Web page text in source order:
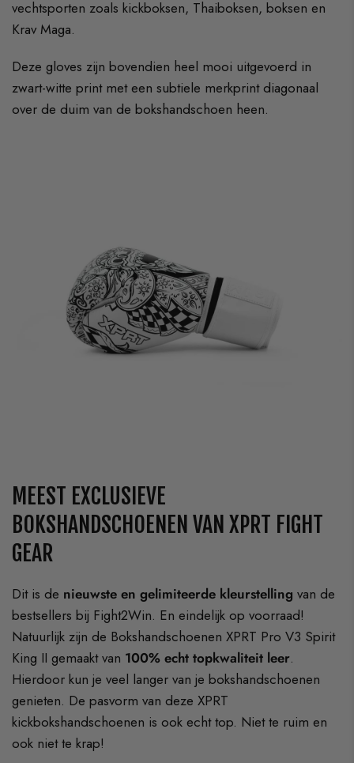
vechtsporten zoals kickboksen, Thaiboksen, boksen en
Krav Maga.
Deze gloves zijn bovendien heel mooi uitgevoerd in
zwart-witte print met een subtiele merkprint diagonaal
over de duim van de bokshandschoen heen.
MEEST EXCLUSIEVE
BOKSHANDSCHOENEN VAN XPRT FIGHT
GEAR
Dit is de nieuwste en gelimiteerde kleurstellingvan de
bestsellers bij Fight2Win. En eindelijk op voorraad!
Natuurlijk zijn de Bokshandschoenen XPRT Pro V3 Spirit
King II gemaakt van 100% echt topkwaliteit leer.
Hierdoor kun je veel langer van je bokshandschoenen
genieten. De pasvorm van deze XPRT
kickbokshandschoenen is ook echt top. Niet te ruim en
ook niet te krap!